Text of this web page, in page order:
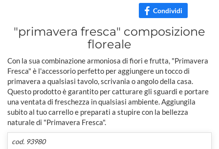
Condividi
"primavera fresca" composizione
floreale
Con la sua combinazione armoniosa di fiori e frutta, "Primavera
Fresca" è l'accessorio perfetto per aggiungere un tocco di
primavera a qualsiasi tavolo, scrivania o angolo della casa.
Questo prodotto è garantito per catturare gli sguardi e portare
una ventata di freschezza in qualsiasi ambiente. Aggiungila
subito al tuo carrello e preparati a stupire con la bellezza
naturale di "Primavera Fresca".
cod. 93980